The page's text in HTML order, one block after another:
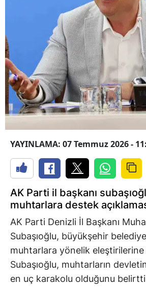
YAYINLAMA: 07 Temmuz 2026 -
AK Parti il başkanı
muhtarlara destek
AK Parti Denizli İl Başkanı
Subaşıoğlu, büyükşehir
muhtarlara yönelik
Subaşıoğlu, muhtarların
en uç karakolu olduğunu